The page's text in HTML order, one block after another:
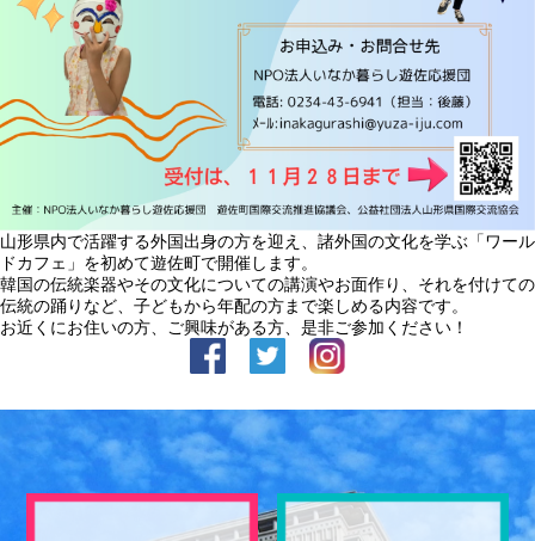
山形県内で活躍する外国出身の方を迎え、諸外国の文化を学ぶ「ワール
ドカフェ」を初めて遊佐町で開催します。
韓国の伝統楽器やその文化についての講演やお面作り、それを付けての
伝統の踊りなど、子どもから年配の方まで楽しめる内容です。
お近くにお住いの方、ご興味がある方、是非ご参加ください！
facebook Twitter